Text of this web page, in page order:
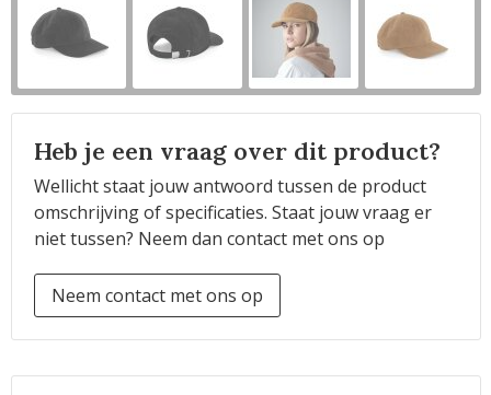
Heb je een vraag over dit product?
Wellicht staat jouw antwoord tussen de product
omschrijving of specificaties. Staat jouw vraag er
niet tussen? Neem dan contact met ons op
Neem contact met ons op